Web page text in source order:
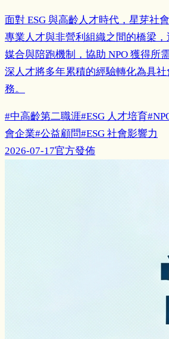
面對 ESG 與高齡人才時代，星芽社
專業人才與非營利組織之間的橋梁，
媒合與陪跑機制，協助 NPO 獲得所
深人才將多年累積的經驗轉化為具
務。
#中高齡第二職涯#ESG 人才培育#
會企業#公益顧問#ESG 社會影響力
2026-07-17官方發佈